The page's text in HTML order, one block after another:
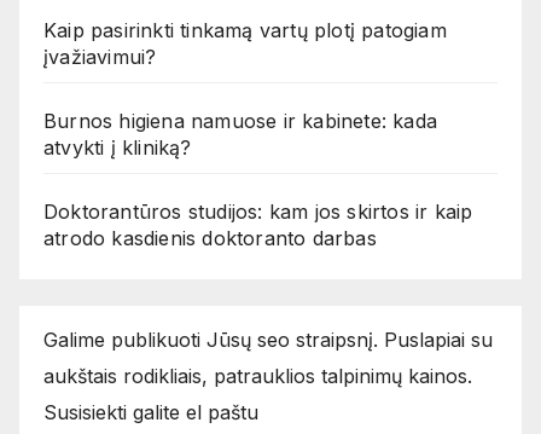
Kaip pasirinkti tinkamą vartų plotį patogiam
įvažiavimui?
Burnos higiena namuose ir kabinete: kada
atvykti į kliniką?
Doktorantūros studijos: kam jos skirtos ir kaip
atrodo kasdienis doktoranto darbas
Galime publikuoti Jūsų seo straipsnį. Puslapiai su
aukštais rodikliais, patrauklios talpinimų kainos.
Susisiekti galite el paštu